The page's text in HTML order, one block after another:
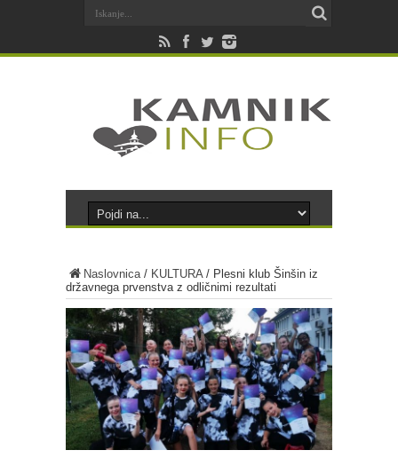
Naslovnica/ KULTURA/ Plesni klub Šinšin iz
državnega prvenstva z odličnimi rezultati